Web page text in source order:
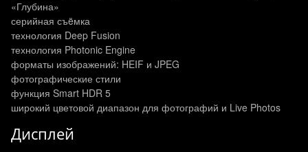
«Глубина»
серийная съëмка
технология Deep Fusion
технология Photonic Engine
форматы изображений: HEIF и JPEG
фотографические стили
функция Smart HDR 5
широкий цветовой диапазон для фотографий и Live Photos
Дисплей